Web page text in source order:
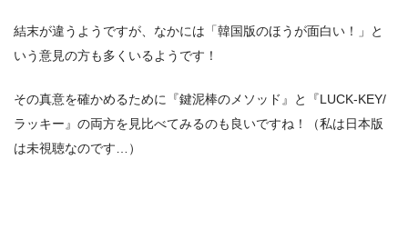
結末が違うようですが、なかには「韓国版のほうが面白い！」と
いう意見の方も多くいるようです！
その真意を確かめるために『鍵泥棒のメソッド』と『LUCK-KEY/
ラッキー』の両方を見比べてみるのも良いですね！（私は日本版
は未視聴なのです…）